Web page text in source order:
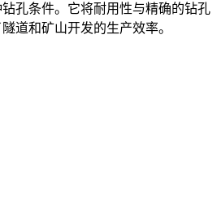
孔条件。它将耐用性与精确的钻孔
道和矿山开发的生产效率。